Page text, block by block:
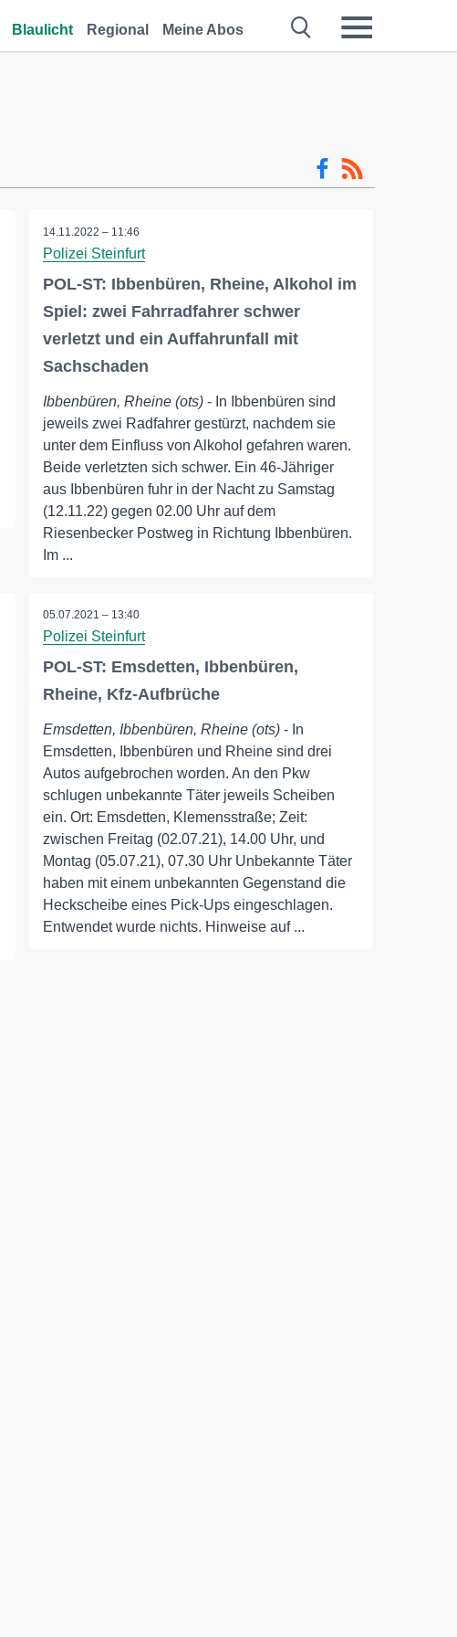
Blaulicht Regional Meine Abos
14.11.2022 – 11:46
Polizei Steinfurt
POL-ST: Ibbenbüren, Rheine, Alkohol im
Spiel: zwei Fahrradfahrer schwer
verletzt und ein Auffahrunfall mit
Sachschaden
Ibbenbüren, Rheine (ots) - In Ibbenbüren sind
jeweils zwei Radfahrer gestürzt, nachdem sie
unter dem Einfluss von Alkohol gefahren waren.
Beide verletzten sich schwer. Ein 46-Jähriger
aus Ibbenbüren fuhr in der Nacht zu Samstag
(12.11.22) gegen 02.00 Uhr auf dem
Riesenbecker Postweg in Richtung Ibbenbüren.
Im ...
05.07.2021 – 13:40
Polizei Steinfurt
POL-ST: Emsdetten, Ibbenbüren,
Rheine, Kfz-Aufbrüche
Emsdetten, Ibbenbüren, Rheine (ots) - In
Emsdetten, Ibbenbüren und Rheine sind drei
Autos aufgebrochen worden. An den Pkw
schlugen unbekannte Täter jeweils Scheiben
ein. Ort: Emsdetten, Klemensstraße; Zeit:
zwischen Freitag (02.07.21), 14.00 Uhr, und
Montag (05.07.21), 07.30 Uhr Unbekannte Täter
haben mit einem unbekannten Gegenstand die
Heckscheibe eines Pick-Ups eingeschlagen.
Entwendet wurde nichts. Hinweise auf ...